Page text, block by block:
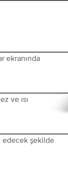
ekranında
ve ısı
edecek şekilde